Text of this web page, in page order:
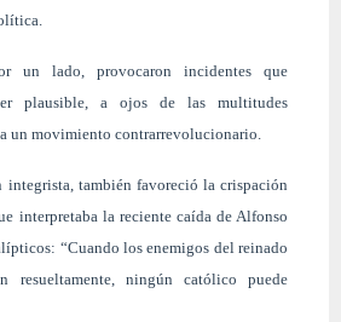
un lado, provocaron incidentes que
plausible, a ojos de las multitudes
un movimiento contrarrevolucionario.
integrista, también favoreció la crispación
interpretaba la reciente caída de Alfonso
“Cuando los enemigos del reinado
resueltamente, ningún católico puede